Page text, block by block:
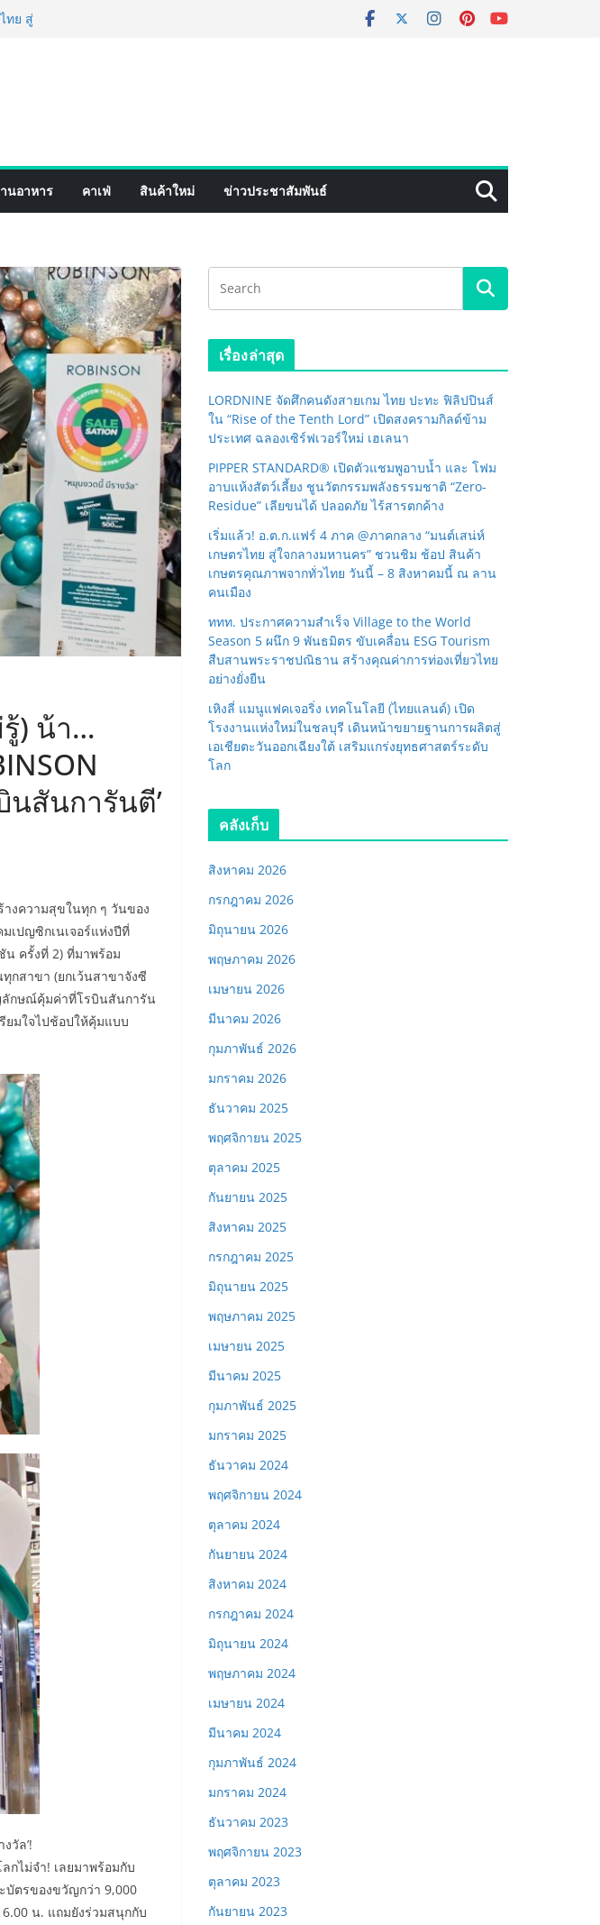
ทย สู่
ผนึก 9
ร้าง
งใหม่
ต้
of
วอร์
นอาหาร คาเฟ่ สินค้าใหม่ ข่าวประชาสัมพันธ์
รู้) น้า…
นสันการันตี’
างความสุขในทุก ๆ วันของ
เปญซิกเนเจอร์แห่งปีที่
น ครั้งที่ 2) ที่มาพร้อม
กสาขา (ยกเว้นสาขาจังซี
ลักษณ์คุ้มค่าที่โรบินสันการัน
ยมใจไปช้อปให้คุ้มแบบ
วัล’!
กไม่จำ! เลยมาพร้อมกับ
บัตรของขวัญกว่า 9,000
น. แถมยังร่วมสนุกกับ
เรื่องล่าสุด
LORDNINE จัดศึกคนดังสายเกม ไทย ปะทะ ฟิลิปปินส์
ใน “Rise of the Tenth Lord” เปิดสงครามกิลด์ข้าม
ประเทศ ฉลองเซิร์ฟเวอร์ใหม่ เฮเลนา
PIPPER STANDARD® เปิดตัวแชมพูอาบน้ำ และ โฟม
อาบแห้งสัตว์เลี้ยง ชูนวัตกรรมพลังธรรมชาติ “Zero-
Residue” เลียขนได้ ปลอดภัย ไร้สารตกค้าง
เริ่มแล้ว! อ.ต.ก.แฟร์ 4 ภาค @ภาคกลาง “มนต์เสน่ห์
เกษตรไทย สู่ใจกลางมหานคร” ชวนชิม ช้อป สินค้า
เกษตรคุณภาพจากทั่วไทย วันนี้ – 8 สิงหาคมนี้ ณ ลาน
คนเมือง
ททท. ประกาศความสำเร็จ Village to the World
Season 5 ผนึก 9 พันธมิตร ขับเคลื่อน ESG Tourism
สืบสานพระราชปณิธาน สร้างคุณค่าการท่องเที่ยวไทย
อย่างยั่งยืน
เหิงลี่ แมนูแฟคเจอริ่ง เทคโนโลยี (ไทยแลนด์) เปิด
โรงงานแห่งใหม่ในชลบุรี เดินหน้าขยายฐานการผลิตสู่
เอเชียตะวันออกเฉียงใต้ เสริมแกร่งยุทธศาสตร์ระดับ
โลก
คลังเก็บ
สิงหาคม 2026
กรกฎาคม 2026
มิถุนายน 2026
พฤษภาคม 2026
เมษายน 2026
มีนาคม 2026
กุมภาพันธ์ 2026
มกราคม 2026
ธันวาคม 2025
พฤศจิกายน 2025
ตุลาคม 2025
กันยายน 2025
สิงหาคม 2025
กรกฎาคม 2025
มิถุนายน 2025
พฤษภาคม 2025
เมษายน 2025
มีนาคม 2025
กุมภาพันธ์ 2025
มกราคม 2025
ธันวาคม 2024
พฤศจิกายน 2024
ตุลาคม 2024
กันยายน 2024
สิงหาคม 2024
กรกฎาคม 2024
มิถุนายน 2024
พฤษภาคม 2024
เมษายน 2024
มีนาคม 2024
กุมภาพันธ์ 2024
มกราคม 2024
ธันวาคม 2023
พฤศจิกายน 2023
ตุลาคม 2023
กันยายน 2023